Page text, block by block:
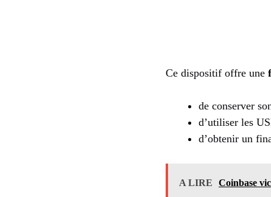
Ce dispositif offre une
de conserver
d’utiliser les
d’obtenir un
A LIRE Coinbase